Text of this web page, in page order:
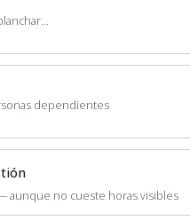
dependientes
aunque no cueste horas visibles